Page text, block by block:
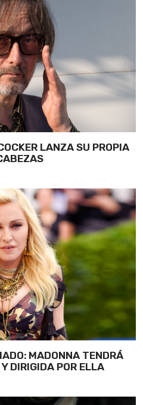
LANZA SU PROPIA
MADONNA TENDRÁ
DIRIGIDA POR ELLA